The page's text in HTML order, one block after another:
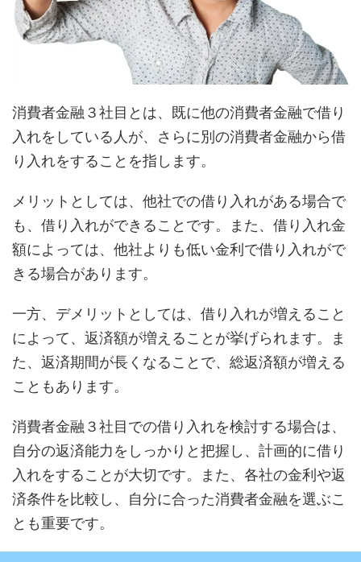
消費者金融３社目とは、既に他の消費者金融で借り
入れをしている人が、さらに別の消費者金融から借
り入れをすることを指します。
メリットとしては、他社での借り入れがある場合で
も、借り入れができることです。また、借り入れ金
額によっては、他社よりも低い金利で借り入れがで
きる場合があります。
一方、デメリットとしては、借り入れが増えること
によって、返済額が増えることが挙げられます。ま
た、返済期間が長くなることで、総返済額が増える
こともあります。
消費者金融３社目での借り入れを検討する場合は、
自分の返済能力をしっかりと把握し、計画的に借り
入れをすることが大切です。また、各社の金利や返
済条件を比較し、自分に合った消費者金融を選ぶこ
とも重要です。